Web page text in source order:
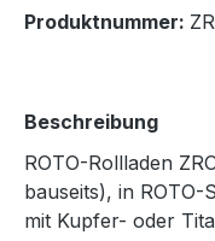
Produktnummer:
Beschreibung
ROTO-Rollladen
bauseits), in
mit Kupfer- oder